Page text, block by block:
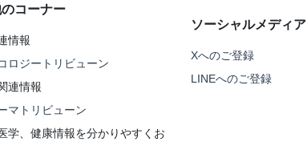
コーナー
情報
ロジートリビューン
連情報
マトリビューン
学、健康情報を分かりやすくお
ソーシャルメディア
Xへのご登録
LINEへのご登録